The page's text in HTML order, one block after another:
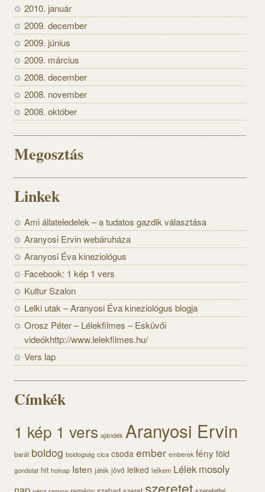
2010. január
2009. december
2009. június
2009. március
2008. december
2008. november
2008. október
Megosztás
Linkek
Ami állateledelek – a tudatos gazdik választása
Aranyosi Ervin webáruháza
Aranyosi Éva kineziológus
Facebook: 1 kép 1 vers
Kultur Szalon
Lelki utak – Aranyosi Éva kineziológus blogja
Orosz Péter – Lélekfilmes – Esküvői
videókhttp://www.lelekfilmes.hu/
Vers lap
Címkék
1 kép 1 vers ajándék Aranyosi Ervin
barát boldog boldogság cica csoda ember emberek fényföld
gondolat hit holnap Isten játék jövő lelked lelkem Lélek mosoly
szeretet